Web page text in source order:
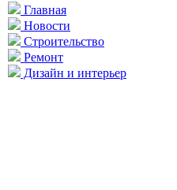
Главная
Новости
Строительство
Ремонт
Дизайн и интерьер